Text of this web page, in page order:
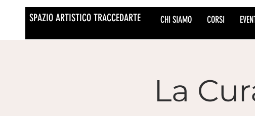
SPAZIO ARTISTICO TRACCEDARTE CHI SIAMO CORSI
La